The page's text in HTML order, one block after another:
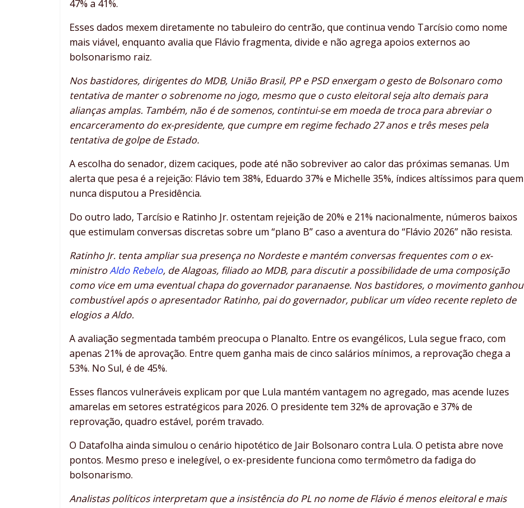
47% a 41%.
Esses dados mexem diretamente no tabuleiro do centrão, que continua vendo Tarcísio como nome
mais viável, enquanto avalia que Flávio fragmenta, divide e não agrega apoios externos ao
bolsonarismo raiz.
Nos bastidores, dirigentes do MDB, União Brasil, PP e PSD enxergam o gesto de Bolsonaro como
tentativa de manter o sobrenome no jogo, mesmo que o custo eleitoral seja alto demais para
alianças amplas. Também, não é de somenos, contintui-se em moeda de troca para abreviar o
encarceramento do ex-presidente, que cumpre em regime fechado 27 anos e três meses pela
tentativa de golpe de Estado.
A escolha do senador, dizem caciques, pode até não sobreviver ao calor das próximas semanas. Um
alerta que pesa é a rejeição: Flávio tem 38%, Eduardo 37% e Michelle 35%, índices altíssimos para quem
nunca disputou a Presidência.
Do outro lado, Tarcísio e Ratinho Jr. ostentam rejeição de 20% e 21% nacionalmente, números baixos
que estimulam conversas discretas sobre um “plano B” caso a aventura do “Flávio 2026” não resista.
Ratinho Jr. tenta ampliar sua presença no Nordeste e mantém conversas frequentes com o ex-
ministroAldo Rebelo, de Alagoas, filiado ao MDB, para discutir a possibilidade de uma composição
como vice em uma eventual chapa do governador paranaense. Nos bastidores, o movimento ganhou
combustível após o apresentador Ratinho, pai do governador, publicar um vídeo recente repleto de
elogios a Aldo.
A avaliação segmentada também preocupa o Planalto. Entre os evangélicos, Lula segue fraco, com
apenas 21% de aprovação. Entre quem ganha mais de cinco salários mínimos, a reprovação chega a
53%. No Sul, é de 45%.
Esses flancos vulneráveis explicam por que Lula mantém vantagem no agregado, mas acende luzes
amarelas em setores estratégicos para 2026. O presidente tem 32% de aprovação e 37% de
reprovação, quadro estável, porém travado.
O Datafolha ainda simulou o cenário hipotético de Jair Bolsonaro contra Lula. O petista abre nove
pontos. Mesmo preso e inelegível, o ex-presidente funciona como termômetro da fadiga do
bolsonarismo.
Analistas políticos interpretam que a insistência do PL no nome de Flávio é menos eleitoral e mais